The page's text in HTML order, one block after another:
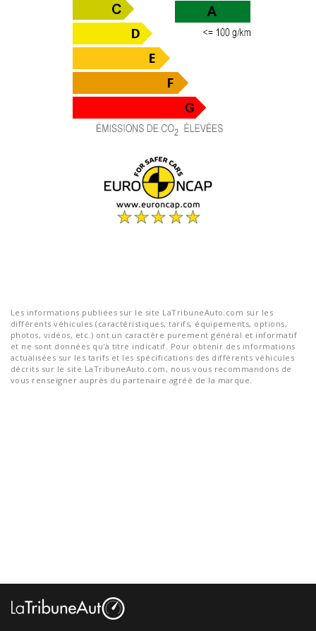
Les informations publiées sur le site LaTribuneAuto.com sur les
différents véhicules (caractéristiques, tarifs, équipements, options,
photos, vidéos, etc.) ont un caractère purement général et informatif
et ne sont données qu'à titre indicatif. Pour obtenir des informations
actualisées sur les tarifs et les spécifications des différents véhicules
décrits sur le site LaTribuneAuto.com, nous vous recommandons de
vous renseigner auprès du partenaire agréé de la marque.